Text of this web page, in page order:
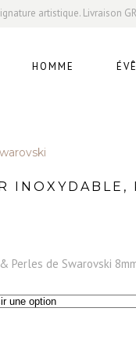
artistique. Livraison
HOMME
INOXYDABLE,
Perles de Swarovski